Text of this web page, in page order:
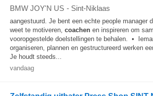
BMW JOY'N US - Sint-Niklaas
aangestuurd. Je bent een echte people manager
weet te motiveren, coachen en inspireren om
vooropgestelde doelstellingen te behalen. •
organiseren, plannen en gestructureerd werken
Je houdt steeds...
vandaag